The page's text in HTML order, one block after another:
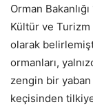
Orman
Kültür ve Turizm
olarak
ormanları,
zengin bir yaban
keçisinden